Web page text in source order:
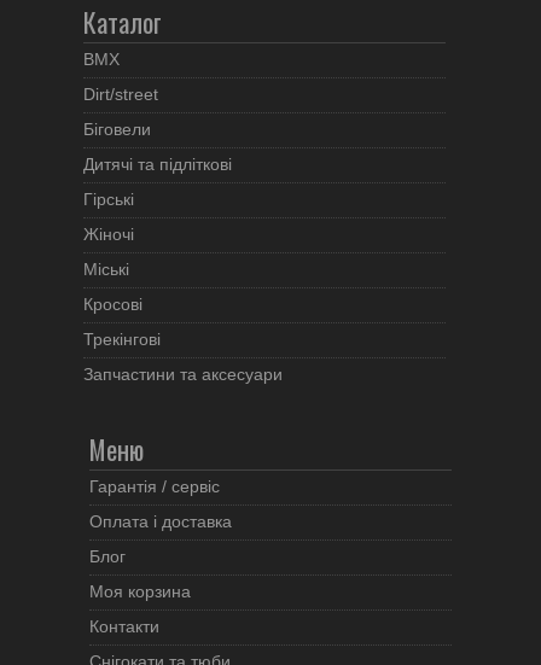
Каталог
BMX
Dirt/street
Біговели
Дитячі та підліткові
Гірські
Жіночі
Міські
Кросові
Трекінгові
Запчастини та аксесуари
Меню
Гарантія / сервіс
Оплата і доставка
Блог
Моя корзина
Контакти